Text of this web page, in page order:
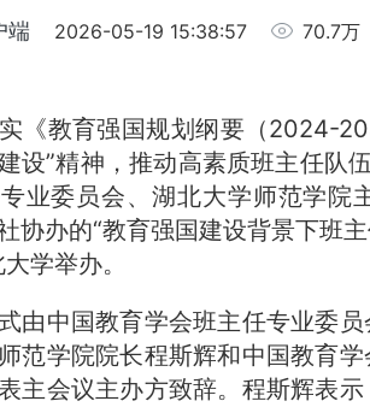
端 2026-05-19 15:38:57 70.7万
《教育强国规划纲要（2024-
设”精神，推动高素质班主任队
业委员会、湖北大学师范学院
协办的“教育强国建设背景下班
学举办。
由中国教育学会班主任专业委
范学院院长程斯辉和中国教育
主会议主办方致辞。程斯辉表